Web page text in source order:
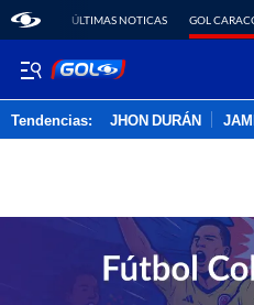
ÚLTIMAS NOTICAS GOL
Tendencias: JHON DURÁN